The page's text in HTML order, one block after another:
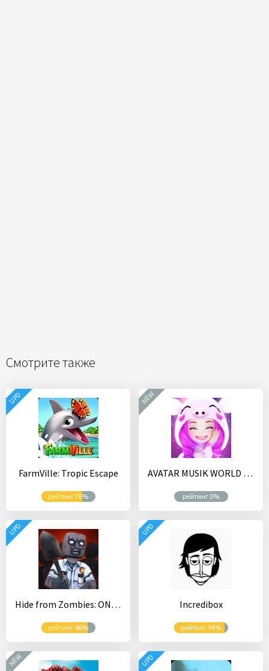
Смотрите также
FarmVille: Tropic Escape
рейтинг 76%
UPD
AVATAR MUSIK WORLD - Social Dancing Game
рейтинг 0%
NEW
Hide from Zombies: ONLINE
рейтинг 86%
UPD
Incredibox
рейтинг 94%
UPD
NEW UPD